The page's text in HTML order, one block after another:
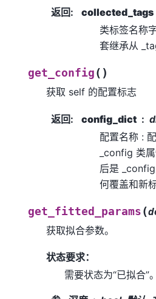
返回: collected_tags
类标签名称
套继承从
get_config ( )
获取 self 的配置标志
返回: config_dict
配置名称 :
_config 类
后是
何覆盖和新标
get_fitted_params (
获取拟合参数。
状态要求：
需要状态为“已拟合”。